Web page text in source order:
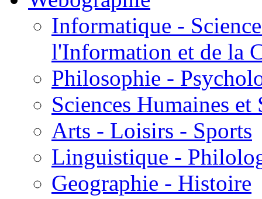
Informatique -
l'Information et de la
Philosophie -
Sciences Humaines et
Arts - Loisirs - Sports
Linguistique -
Geographie - Histoire